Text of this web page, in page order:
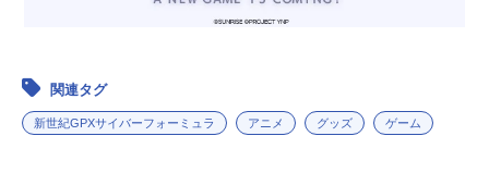
関連タグ
新世紀GPXサイバーフォーミュラ アニメ グッズ ゲーム